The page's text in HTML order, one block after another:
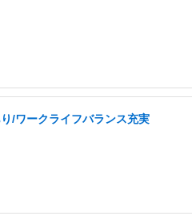
/ワークライフバランス充実